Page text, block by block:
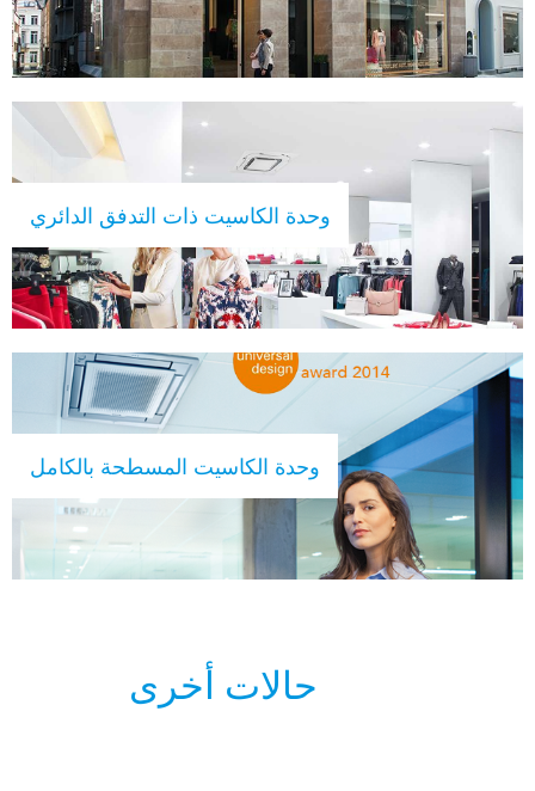
وحدة الكاسيت ذات التدفق الدائري
وحدة الكاسيت المسطحة بالكامل
حالات أخرى